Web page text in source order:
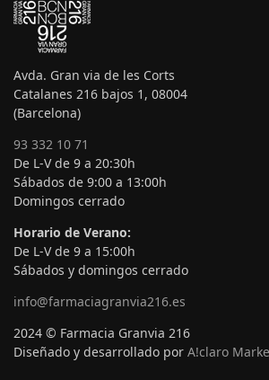
Avda. Gran via de les Corts
Catalanes 216 bajos 1, 08004
(Barcelona)
93 332 10 71
De L-V de 9 a 20:30h
Sábados de 9:00 a 13:00h
Domingos cerrado
Horario de Verano:
De L-V de 9 a 15:00h
Sábados y domingos cerrado
info@farmaciagranvia216.es
2024 © Farmacia Granvia 216
Diseñado y desarrollado por A!claro